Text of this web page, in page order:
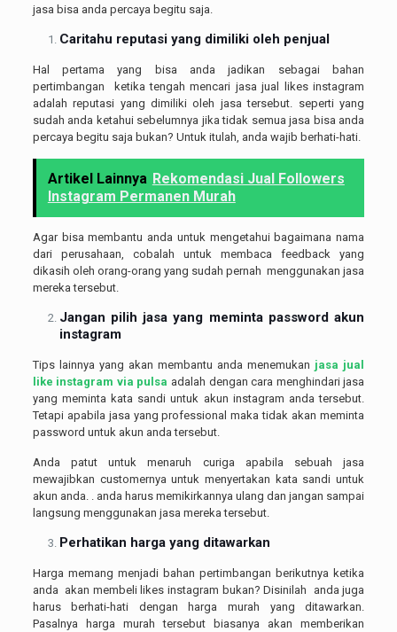
jasa bisa anda percaya begitu saja.
Caritahu reputasi yang dimiliki oleh penjual
Hal pertama yang bisa anda jadikan sebagai bahan
pertimbangan ketika tengah mencari jasa jual likes instagram
adalah reputasi yang dimiliki oleh jasa tersebut. seperti yang
sudah anda ketahui sebelumnya jika tidak semua jasa bisa anda
percaya begitu saja bukan? Untuk itulah, anda wajib berhati-hati.
Artikel Lainnya Rekomendasi Jual Followers
Instagram Permanen Murah
Agar bisa membantu anda untuk mengetahui bagaimana nama
dari perusahaan, cobalah untuk membaca feedback yang
dikasih oleh orang-orang yang sudah pernah menggunakan jasa
mereka tersebut.
Jangan pilih jasa yang meminta password akun
instagram
Tips lainnya yang akan membantu anda menemukan jasa jual
like instagram via pulsa adalah dengan cara menghindari jasa
yang meminta kata sandi untuk akun instagram anda tersebut.
Tetapi apabila jasa yang professional maka tidak akan meminta
password untuk akun anda tersebut.
Anda patut untuk menaruh curiga apabila sebuah jasa
mewajibkan customernya untuk menyertakan kata sandi untuk
akun anda. . anda harus memikirkannya ulang dan jangan sampai
langsung menggunakan jasa mereka tersebut.
Perhatikan harga yang ditawarkan
Harga memang menjadi bahan pertimbangan berikutnya ketika
anda akan membeli likes instagram bukan? Disinilah anda juga
harus berhati-hati dengan harga murah yang ditawarkan.
Pasalnya harga murah tersebut biasanya akan memberikan